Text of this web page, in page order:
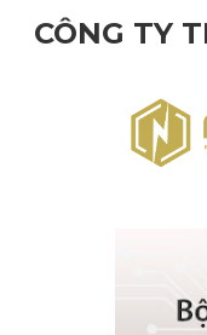
CÔNG TY